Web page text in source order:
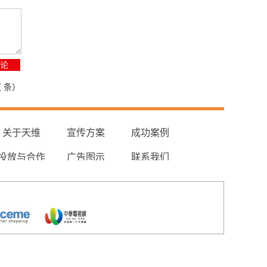
条）
关于天维 宣传方案 成功案例
放与合作 广告图示 联系我们